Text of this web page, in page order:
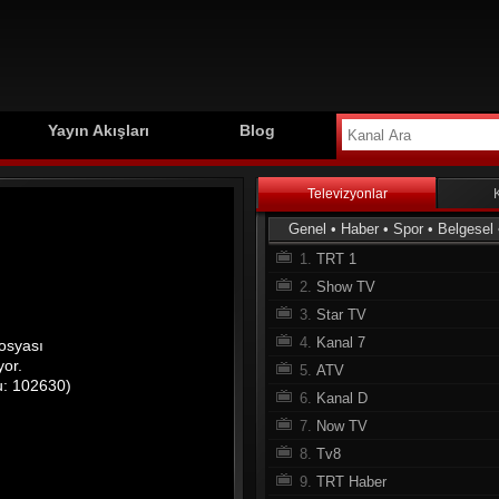
Yayın Akışları Blog
Televizyonlar
Genel • Haber • Spor • Belgesel
1. TRT 1
2. Show TV
3. Star TV
4. Kanal 7
5. ATV
6. Kanal D
7. Now TV
8. Tv8
9. TRT Haber